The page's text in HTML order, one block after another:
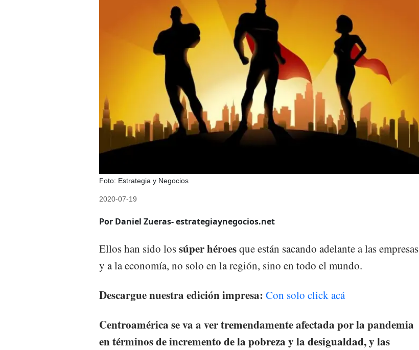
Foto: Estrategia y Negocios
2020-07-19
Por Daniel Zueras- estrategiaynegocios.net
Ellos han sido lossúper héroesque están sacando adelante a las empresas
y a la economía, no solo en la región, sino en todo el mundo.
Descargue nuestra edición impresa: Con solo click acá
Centroamérica se va a ver tremendamente afectada por la pandemia
en términos de incremento de la pobreza y la desigualdad, y las